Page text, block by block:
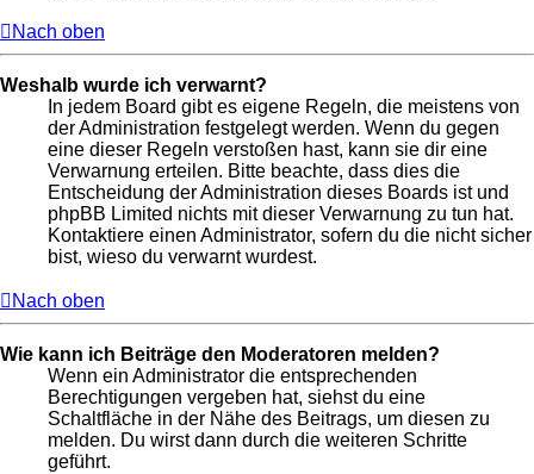
Nach oben
Weshalb wurde ich verwarnt?
In jedem Board gibt es eigene Regeln, die meistens von
der Administration festgelegt werden. Wenn du gegen
eine dieser Regeln verstoßen hast, kann sie dir eine
Verwarnung erteilen. Bitte beachte, dass dies die
Entscheidung der Administration dieses Boards ist und
phpBB Limited nichts mit dieser Verwarnung zu tun hat.
Kontaktiere einen Administrator, sofern du die nicht sicher
bist, wieso du verwarnt wurdest.
Nach oben
Wie kann ich Beiträge den Moderatoren melden?
Wenn ein Administrator die entsprechenden
Berechtigungen vergeben hat, siehst du eine
Schaltfläche in der Nähe des Beitrags, um diesen zu
melden. Du wirst dann durch die weiteren Schritte
geführt.